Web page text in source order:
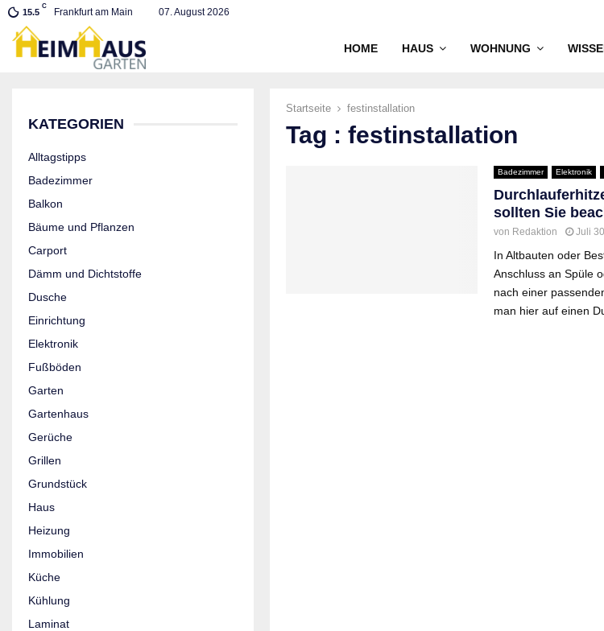
15.5
C
Frankfurt am Main 07. August 2026
HOME HAUS WOHNUNG
Startseite festinstallation
Tag : festinstallation
Badezimmer Elektronik
sollten Sie
von Redaktion Juli
In Altbauten oder
Anschluss an Spüle
nach einer
man hier auf einen
KATEGORIEN
Alltagstipps
Badezimmer
Balkon
Bäume und Pflanzen
Carport
Dämm und Dichtstoffe
Dusche
Einrichtung
Elektronik
Fußböden
Garten
Gartenhaus
Gerüche
Grillen
Grundstück
Haus
Heizung
Immobilien
Küche
Kühlung
Laminat